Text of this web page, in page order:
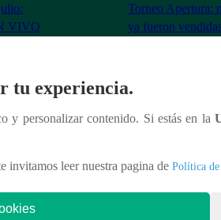
VIVO
Torneo Apertura:
ya fueron
tu experiencia.
y personalizar contenido. Si estás en la
invitamos leer nuestra pagina de Política